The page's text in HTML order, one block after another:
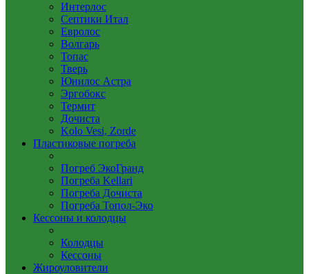
Интерлос
Септики Итал
Евролос
Волгарь
Топас
Тверь
Юнилос Астра
Эргобокс
Термит
Дочиста
Kolo Vesi, Zorde
Пластиковые погреба
Погреб ЭкоГранд
Погреба Kellari
Погреба Дочиста
Погреба Топол-Эко
Кессоны и колодцы
Колодцы
Кессоны
Жироуловители